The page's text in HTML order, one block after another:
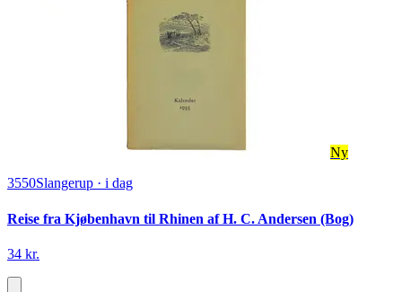
Ny
3550Slangerup · i dag
Reise fra Kjøbenhavn til Rhinen af H. C. Andersen (Bog)
34 kr.